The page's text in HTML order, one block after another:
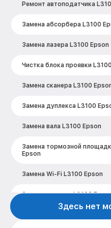
Ремонт автоподатчика
Замена абсорбера L3100
Замена лазера L3100 Epson
Чистка блока проявки
Замена сканера L3100
Замена дуплекса L3100
Замена вала L3100 Epson
Замена тормозной
Epson
Замена Wi-Fi L3100 Epson
Замена каретки L3100
Здесь нет